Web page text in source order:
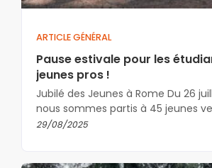
ARTICLE GÉNÉRAL
Pause estivale pour les
jeunes pros !
Jubilé des Jeunes à Rome Du 26
nous sommes partis à 45 jeunes
29/08/2025